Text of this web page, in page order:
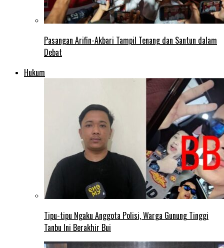
Pasangan Arifin-Akbari Tampil Tenang dan Santun dalam
Debat
Hukum
Tipu-tipu Ngaku Anggota Polisi, Warga Gunung Tinggi
Tanbu Ini Berakhir Bui